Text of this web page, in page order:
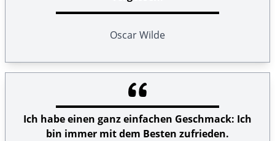
Oscar Wilde
Ich habe einen ganz einfachen Geschmack: Ich
bin immer mit dem Besten zufrieden.